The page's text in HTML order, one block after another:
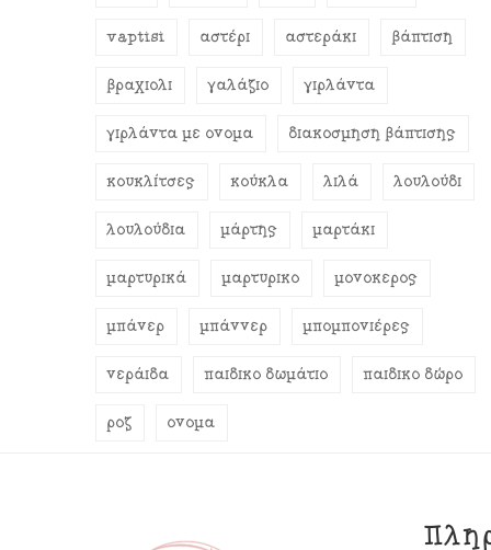
vaptisi αστέρι αστεράκι βάπτιση
βραχιόλι γαλάζιο γιρλάντα
γιρλάντα με όνομα διακόσμηση βάπτισης
κουκλίτσες κούκλα λιλά λουλούδι
λουλούδια μάρτης μαρτάκι
μαρτυρικά μαρτυρικό μονόκερος
μπάνερ μπάννερ μπομπονιέρες
νεράιδα παιδικό δωμάτιο παιδικό δώρο
ροζ όνομα